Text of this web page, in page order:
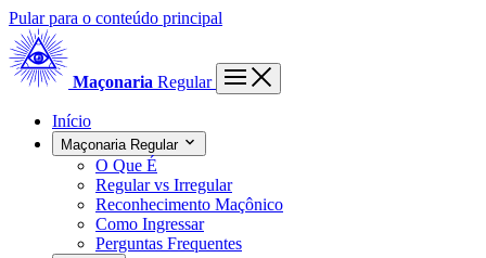
Pular para o conteúdo principal
Maçonaria Regular
Início
Maçonaria Regular
O Que É
Regular vs Irregular
Reconhecimento Maçônico
Como Ingressar
Perguntas Frequentes